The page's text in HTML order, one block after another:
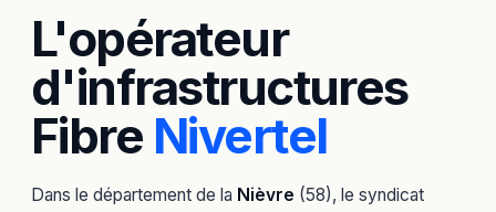
L'opérateur
d'infrastructures
Fibre Nivertel
Dans le département de la Nièvre (58), le syndicat